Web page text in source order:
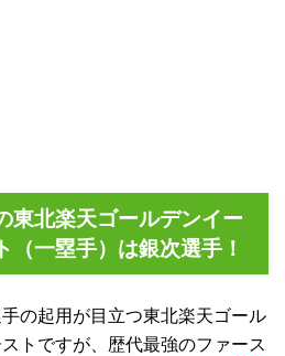
東北楽天ゴールデンイー
（一塁手）は銀次選手！
の起用が目立つ東北楽天ゴール
トですが、歴代最強のファース